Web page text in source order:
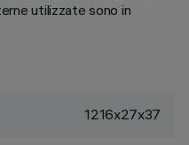
utilizzate sono in
1216x27x37